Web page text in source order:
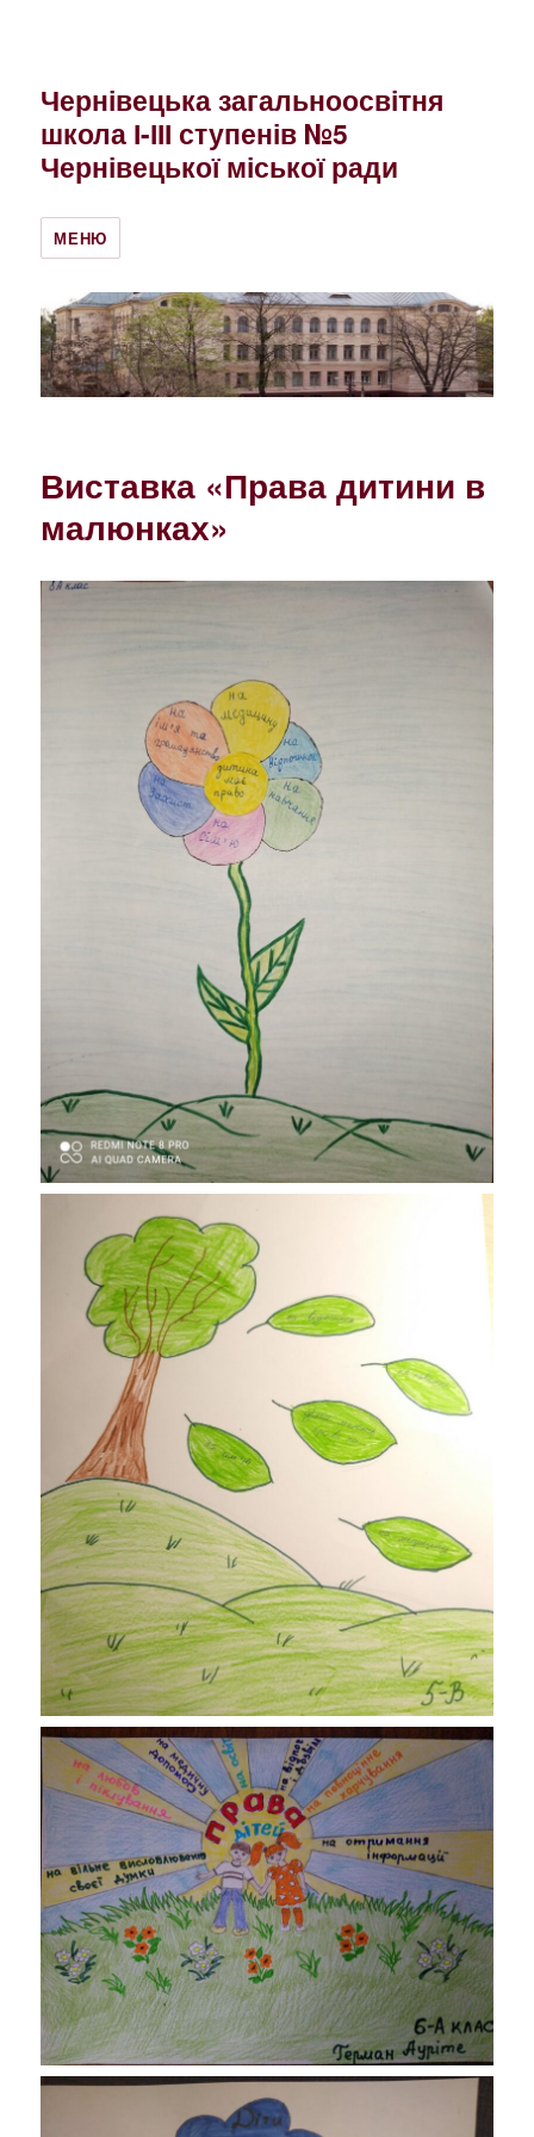
Чернівецька загальноосвітня
школа І-ІІІ ступенів №5
Чернівецької міської ради
МЕНЮ
Виставка «Права дитини в
малюнках»